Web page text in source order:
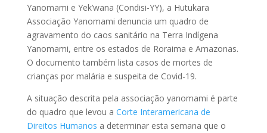
Yanomami e Yek’wana (Condisi-YY), a Hutukara
Associação Yanomami denuncia um quadro de
agravamento do caos sanitário na Terra Indígena
Yanomami, entre os estados de Roraima e Amazonas.
O documento também lista casos de mortes de
crianças por malária e suspeita de Covid-19.
A situação descrita pela associação yanomami é parte
do quadro que levou a Corte Interamericana de
Direitos Humanos a determinar esta semana que o